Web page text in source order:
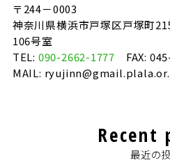
〒244－0003
神奈川県横浜市戸塚区戸塚町
106号室
TEL: 090-2662-1777 FAX:
MAIL:
Recent
最近の